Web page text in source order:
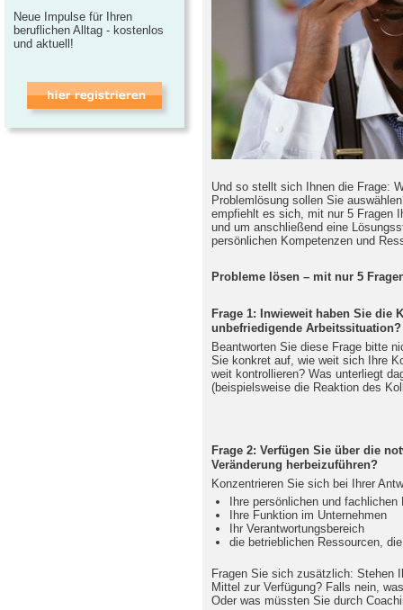
Und so stellt sich Ihnen die Frage:
Problemlösung sollen Sie
empfiehlt es sich, mit nur 5 Fragen
und um anschließend eine
persönlichen Kompetenzen und
Probleme lösen – mit nur 5
Frage 1: Inwieweit haben Sie die
unbefriedigende Arbeitssituation?
Beantworten Sie diese Frage bitte
Sie konkret auf, wie weit sich Ihre
weit kontrollieren? Was unterliegt
(beispielsweise die Reaktion des
Frage 2: Verfügen Sie über die
Veränderung herbeizuführen?
Konzentrieren Sie sich bei Ihrer
Ihre persönlichen und
Ihre Funktion im Unternehmen
Ihr Verantwortungsbereich
die betrieblichen Ressourcen,
Fragen Sie sich zusätzlich: Stehen
Mittel zur Verfügung? Falls nein,
Oder was müssten Sie durch
Neue Impulse für Ihren
beruflichen Alltag - kostenlos
und aktuell!